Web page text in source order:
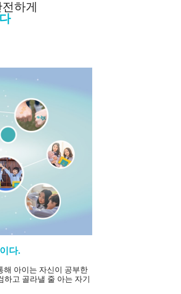
하게
다.
해 아이는 자신이 공부한
하고 골라낼 줄 아는 자기